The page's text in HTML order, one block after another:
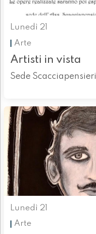
Lunedì 21
Arte
Artisti in vista
Sede Scacciapensieri
Lunedì 21
Arte